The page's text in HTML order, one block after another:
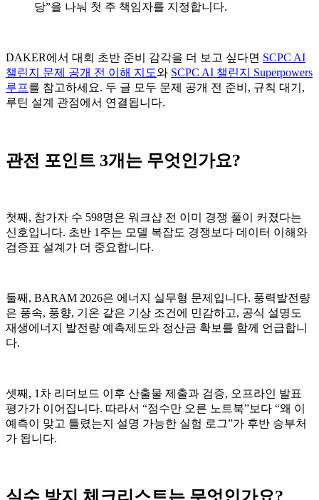
당”을 나눠 첫 주 책임자를 지정합니다.
DAKER에서 대회 초반 준비 감각을 더 보고 싶다면 SCPC AI
챌린지 문제 공개 전 이해 지도와 SCPC AI 챌린지 Superpowers
루프를 참고하세요. 두 글 모두 문제 공개 전 준비, 규칙 대기,
루틴 설계 관점에서 연결됩니다.
관전 포인트 3개는 무엇인가요?
첫째, 참가자 수 598명은 워크샵 전 이미 경쟁 풀이 커졌다는
신호입니다. 초반 1주는 모델 복잡도 경쟁보다 데이터 이해와
검증표 설계가 더 중요합니다.
둘째, BARAM 2026은 에너지 실무형 문제입니다. 풍력발전량
은 풍속, 풍향, 기온 같은 기상 조건에 민감하고, 공식 설명도
재생에너지 발전량 예측제도와 정산금 확보를 함께 언급합니
다.
셋째, 1차 리더보드 이후 산출물 제출과 검증, 오프라인 발표
평가가 이어집니다. 따라서 “점수만 오른 노트북”보다 “왜 이
예측이 맞고 틀렸는지 설명 가능한 실험 로그”가 후반 승부처
가 됩니다.